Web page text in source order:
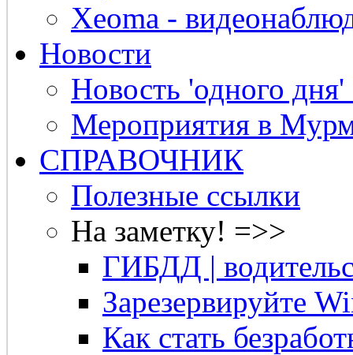
Xeoma -
Новости
Новость 'одного
Мероприятия в
СПРАВОЧНИК
Полезные ссылки
На заметку! =>>
ГИБДД |
Зарезервируйте
Как стать